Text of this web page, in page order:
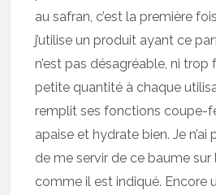
au safran, c’est la première
j’utilise un produit ayant ce
n’est pas désagréable, ni trop
petite quantité à chaque
remplit ses fonctions coupe-
apaise et hydrate bien. Je
de me servir de ce baume sur
comme il est indiqué. Encore